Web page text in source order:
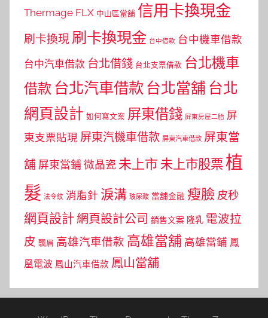
Thermage FLX 中山區當舖 信用卡換現金
刷卡換現 刷卡換現金 台中借款 台中機車借款
台中汽車借款 台北借錢 台北支票借款 台北機車
借款 台北汽車借款 台北當舖 台北
網頁設計 如何寫文案 屏東借錢 屏東房屋二胎 屏
東支票貼現 屏東汽機車借款 屏東汽車借款 屏東當
舖 屏東當鋪 微晶瓷 未上市 未上市股票植
髮 法令紋 消脂針 淚溝 玻尿酸 當舖金融 瘦臉 皮秒
網頁設計 網頁設計公司 銷售文案 隆乳 電波拉
皮 飄眉 高雄汽車借款 高雄當舖 高雄當鋪 鳳
凰電波 鳳山汽車借款 鳳山當舖